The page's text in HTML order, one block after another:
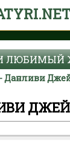
ЛЮБИМЫЙ
Данливи